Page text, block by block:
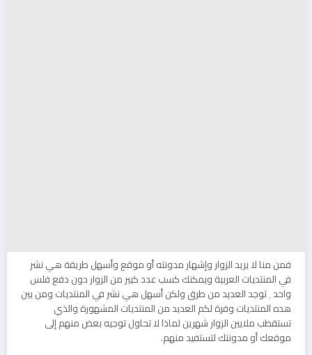
فمن منا لا يريد الزوار وإشهار مدونته أو موقع وأسهل طريقة هي نشر
في المنتديات العربية ويمكنك كسب عدد كبير من الزوار دون دفع فلس
واحد ٬ توجد العديد من طرق ولكن أسهل هي نشر في المنتديات ومن بين
هده المنتديات وفرة لكم العديد من المنتديات المشهورة والذي
تستقطب ملايين الزوار شهرين لماذا لا تحاول توجيه بعض منهم إلى
موقعك أو مدونتك لتستفيد منهم.